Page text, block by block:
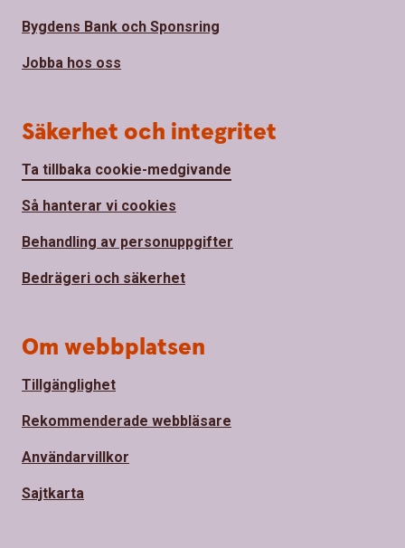
Bygdens Bank och Sponsring
Jobba hos oss
Säkerhet och integritet
Ta tillbaka cookie-medgivande
Så hanterar vi cookies
Behandling av personuppgifter
Bedrägeri och säkerhet
Om webbplatsen
Tillgänglighet
Rekommenderade webbläsare
Användarvillkor
Sajtkarta